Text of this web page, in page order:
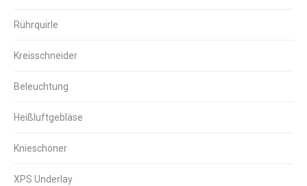
Rührquirle
Kreisschneider
Beleuchtung
Heißluftgebläse
Knieschoner
XPS Underlay